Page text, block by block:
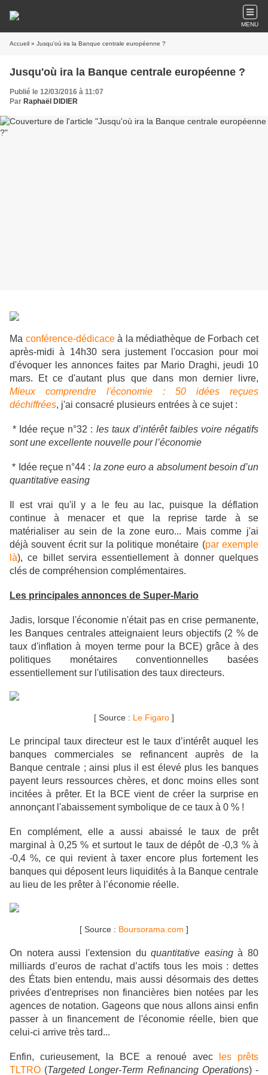
MENU
Accueil » Jusqu'où ira la Banque centrale européenne ?
Jusqu'où ira la Banque centrale européenne ?
Publié le 12/03/2016 à 11:07
Par Raphaël DIDIER
Ma conférence-dédicaceà la médiathèque de Forbach cet
après-midi à 14h30 sera justement l'occasion pour moi
d'évoquer les annonces faites par Mario Draghi, jeudi 10
mars. Et ce d'autant plus que dans mon dernier livre,
Mieux comprendre l'économie : 50 idées reçues
déchiffrées, j'ai consacré plusieurs entrées à ce sujet :
* Idée reçue n°32 : les taux d’intérêt faibles voire négatifs
sont une excellente nouvelle pour l’économie
* Idée reçue n°44 : la zone euro a absolument besoin d’un
quantitative easing
Il est vrai qu'il y a le feu au lac, puisque la déflation
continue à menacer et que la reprise tarde à se
matérialiser au sein de la zone euro... Mais comme j'ai
déjà souvent écrit sur la politique monétaire (par exemple
là), ce billet servira essentiellement à donner quelques
clés de compréhension complémentaires.
Les principales annonces de Super-Mario
Jadis, lorsque l'économie n'était pas en crise permanente,
les Banques centrales atteignaient leurs objectifs (2 % de
taux d'inflation à moyen terme pour la BCE) grâce à des
politiques monétaires conventionnelles basées
essentiellement sur l'utilisation des taux directeurs.
[ Source : Le Figaro ]
Le principal taux directeur est le taux d’intérêt auquel les
banques commerciales se refinancent auprès de la
Banque centrale ; ainsi plus il est élevé plus les banques
payent leurs ressources chères, et donc moins elles sont
incitées à prêter. Et la BCE vient de créer la surprise en
annonçant l'abaissement symbolique de ce taux à 0 % !
En complément, elle a aussi abaissé
le taux de prêt
marginal à 0,25 % et surtout le taux de dépôt de -0,3 % à
-0,4 %, ce qui revient à taxer encore plus fortement les
banques qui déposent leurs liquidités à la Banque centrale
au lieu de les prêter à l’économie réelle.
[ Source : Boursorama.com ]
On notera aussi l'extension duquantitative easingà 80
milliards d’euros de rachat d’actifs tous les mois : dettes
des États bien entendu, mais aussi désormais des dettes
privées d'entreprises non financières bien notées par les
agences de notation. Gageons que nous allons ainsi enfin
passer à un financement de l'économie réelle, bien que
celui-ci arrive très tard...
Enfin, curieusement, la BCE a renoué avec
les prêts
TLTRO (Targeted Longer-Term Refinancing Operations) -